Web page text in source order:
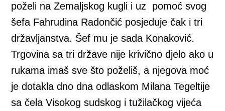
poželi na Zemaljskog kugli i uz pomoć svog
šefa Fahrudina Radončić posjeduje čak i tri
državljanstva. Šef mu je sada Konaković.
Trgovina sa tri države nije krivično djelo ako u
rukama imaš sve što poželiš, a njegova moć
je dotakla dno dna odlaskom Milana Tegeltije
sa čela Visokog sudskog i tužilačkog vijeća